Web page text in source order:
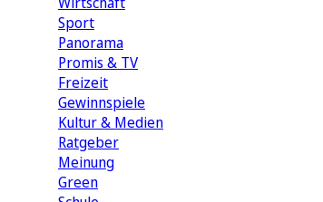
Sport
Panorama
Promis & TV
Freizeit
Gewinnspiele
Kultur & Medien
Ratgeber
Meinung
Green